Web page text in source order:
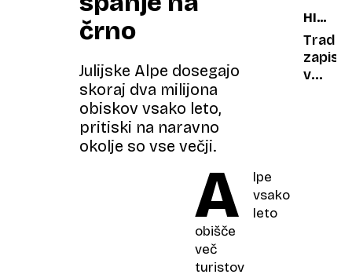
črno
Julijske Alpe dosegajo
skoraj dva milijona
obiskov vsako leto,
pritiski na naravno
okolje so vse večji.
A
lpe
vsako
leto
obišče
več
turistov
HIŠA
TORTE
v